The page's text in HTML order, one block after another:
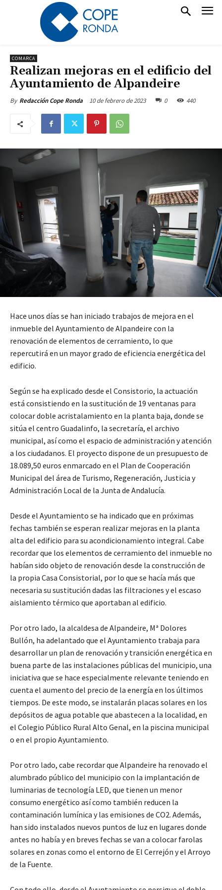
COMARCA
Realizan mejoras en el edificio del
Ayuntamiento de Alpandeire
By Redacción Cope Ronda 10 de febrero de 2023 0 440
Hace unos días se han iniciado trabajos de mejora en el
inmueble del Ayuntamiento de Alpandeire con la
renovación de elementos de cerramiento, lo que
repercutirá en un mayor grado de eficiencia energética del
edificio.
Según se ha explicado desde el Consistorio, la actuación
está consistiendo en la sustitución de 19 ventanas para
colocar doble acristalamiento en la planta baja, donde se
sitúa el centro Guadalinfo, la secretaría, el archivo
municipal, así como el espacio de administración y atención
a los ciudadanos. El proyecto dispone de un presupuesto de
18.089,50 euros enmarcado en el Plan de Cooperación
Municipal del área de Turismo, Regeneración, Justicia y
Administración Local de la Junta de Andalucía.
Desde el Ayuntamiento se ha indicado que en próximas
fechas también se esperan realizar mejoras en la planta
alta del edificio para su acondicionamiento integral. Cabe
recordar que los elementos de cerramiento del inmueble no
habían sido objeto de renovación desde la construcción de
la propia Casa Consistorial, por lo que se hacía más que
necesaria su sustitución dadas las filtraciones y el escaso
aislamiento térmico que aportaban al edificio.
Por otro lado, la alcaldesa de Alpandeire, Mª Dolores
Bullón, ha adelantado que el Ayuntamiento trabaja para
desarrollar un plan de renovación y transición energética en
buena parte de las instalaciones públicas del municipio, una
iniciativa que se hace especialmente relevante teniendo en
cuenta el aumento del precio de la energía en los últimos
tiempos. De este modo, se instalarán placas solares en los
depósitos de agua potable que abastecen a la localidad, en
el Colegio Público Rural Alto Genal, en la piscina municipal
o en el propio Ayuntamiento.
Por otro lado, cabe recordar que Alpandeire ha renovado el
alumbrado público del municipio con la implantación de
luminarias de tecnología LED, que tienen un menor
consumo energético así como también reducen la
contaminación lumínica y las emisiones de CO2. Además,
han sido instalados nuevos puntos de luz en lugares donde
antes no había y en breves fechas se van a colocar farolas
solares en zonas como el entorno de El Cerrejón y el Arroyo
de la Fuente.